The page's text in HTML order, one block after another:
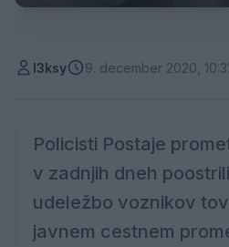
l3ksy 9. december 2020,
Policisti Postaje
v zadnjih dneh
udeležbo voznikov
javnem cestnem